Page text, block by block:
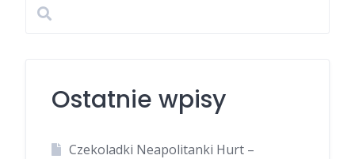
Ostatnie wpisy
Czekoladki Neapolitanki Hurt –